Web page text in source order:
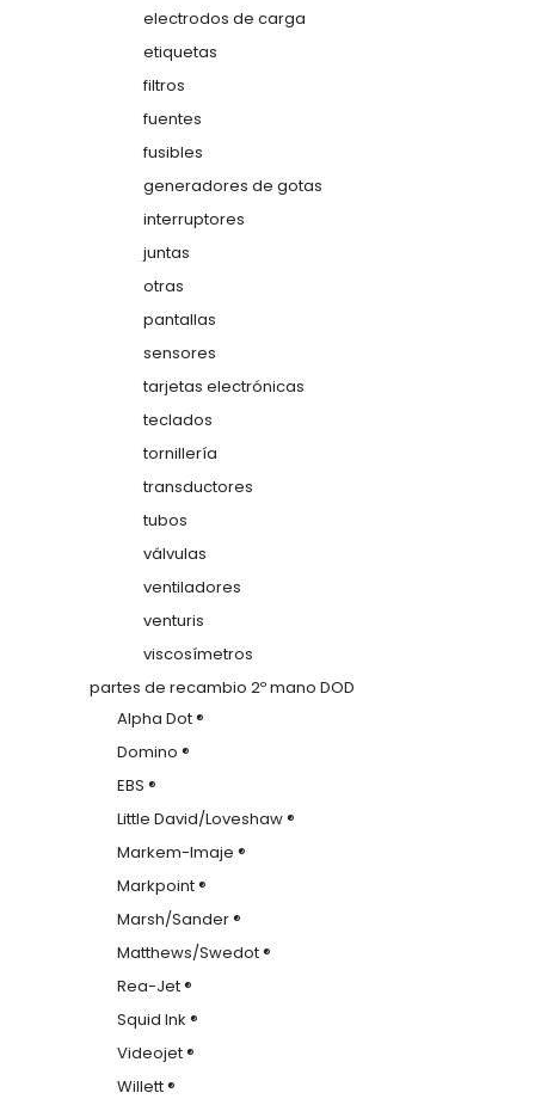
electrodos de carga
etiquetas
filtros
fuentes
fusibles
generadores de gotas
interruptores
juntas
otras
pantallas
sensores
tarjetas electrónicas
teclados
tornillería
transductores
tubos
válvulas
ventiladores
venturis
viscosímetros
partes de recambio 2º mano DOD
Alpha Dot ®
Domino ®
EBS ®
Little David/Loveshaw ®
Markem-Imaje ®
Markpoint ®
Marsh/Sander ®
Matthews/Swedot ®
Rea-Jet ®
Squid Ink ®
Videojet ®
Willett ®